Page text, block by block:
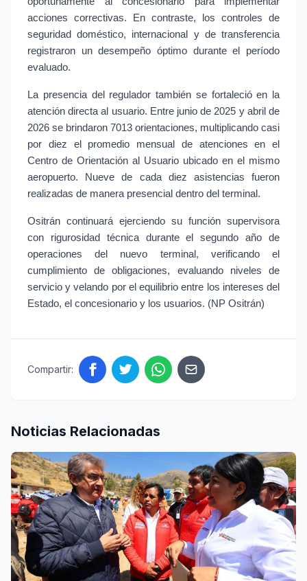
acciones correctivas. En contraste, los controles de
seguridad doméstico, internacional y de transferencia
registraron un desempeño óptimo durante el período
evaluado.
La presencia del regulador también se fortaleció en la
atención directa al usuario. Entre junio de 2025 y abril de
2026 se brindaron 7013 orientaciones, multiplicando casi
por diez el promedio mensual de atenciones en el
Centro de Orientación al Usuario ubicado en el mismo
aeropuerto. Nueve de cada diez asistencias fueron
realizadas de manera presencial dentro del terminal.
Ositrán continuará ejerciendo su función supervisora
con rigurosidad técnica durante el segundo año de
operaciones del nuevo terminal, verificando el
cumplimiento de obligaciones, evaluando niveles de
servicio y velando por el equilibrio entre los intereses del
Estado, el concesionario y los usuarios. (NP Ositrán)
Compartir:
Noticias Relacionadas